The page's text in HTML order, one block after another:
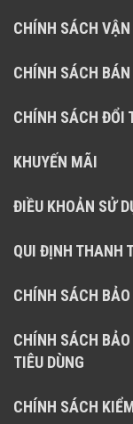
CHÍNH SÁCH VẬN
CHÍNH SÁCH
CHÍNH SÁCH ĐỔI
KHUYẾN MÃI
ĐIỀU KHOẢN SỬ
QUI ĐỊNH THANH
CHÍNH SÁCH
CHÍNH SÁCH
TIÊU DÙNG
CHÍNH SÁCH